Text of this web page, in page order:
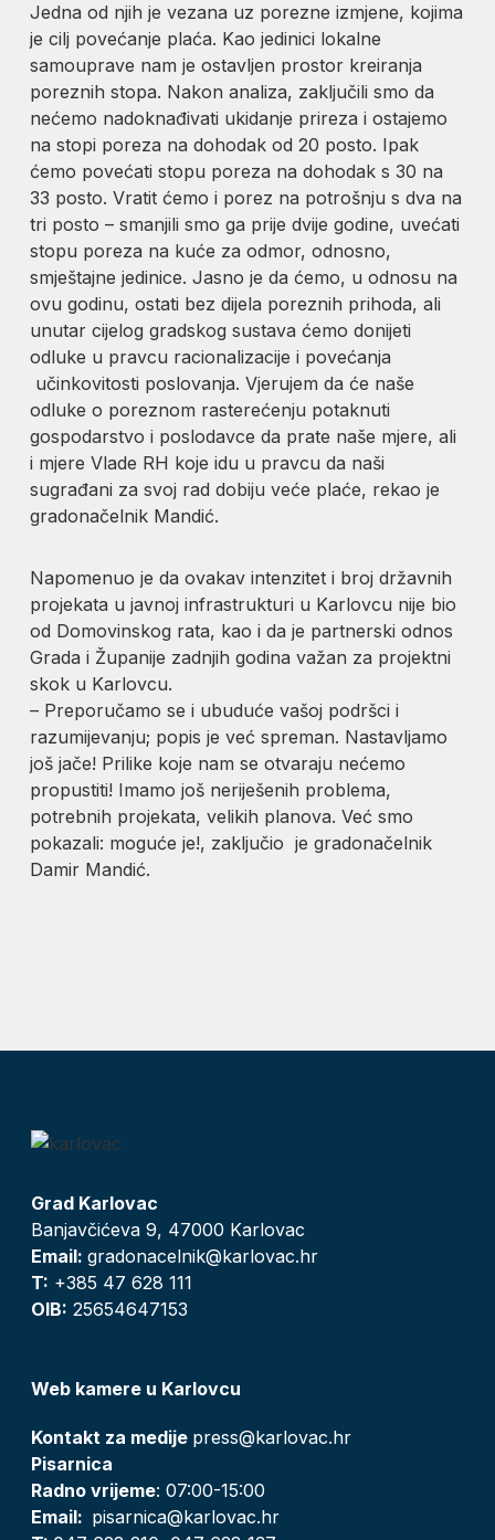
Jedna od njih je vezana uz porezne izmjene, kojima
je cilj povećanje plaća. Kao jedinici lokalne
samouprave nam je ostavljen prostor kreiranja
poreznih stopa. Nakon analiza, zaključili smo da
nećemo nadoknađivati ukidanje prireza i ostajemo
na stopi poreza na dohodak od 20 posto. Ipak
ćemo povećati stopu poreza na dohodak s 30 na
33 posto. Vratit ćemo i porez na potrošnju s dva na
tri posto – smanjili smo ga prije dvije godine, uvećati
stopu poreza na kuće za odmor, odnosno,
smještajne jedinice. Jasno je da ćemo, u odnosu na
ovu godinu, ostati bez dijela poreznih prihoda, ali
unutar cijelog gradskog sustava ćemo donijeti
odluke u pravcu racionalizacije i povećanja
učinkovitosti poslovanja. Vjerujem da će naše
odluke o poreznom rasterećenju potaknuti
gospodarstvo i poslodavce da prate naše mjere, ali
i mjere Vlade RH koje idu u pravcu da naši
sugrađani za svoj rad dobiju veće plaće, rekao je
gradonačelnik Mandić.
Napomenuo je da ovakav intenzitet i broj državnih
projekata u javnoj infrastrukturi u Karlovcu nije bio
od Domovinskog rata, kao i da je partnerski odnos
Grada i Županije zadnjih godina važan za projektni
skok u Karlovcu.
– Preporučamo se i ubuduće vašoj podršci i
razumijevanju; popis je već spreman. Nastavljamo
još jače! Prilike koje nam se otvaraju nećemo
propustiti! Imamo još neriješenih problema,
potrebnih projekata, velikih planova. Već smo
pokazali: moguće je!, zaključio je gradonačelnik
Damir Mandić.
Grad Karlovac
Banjavčićeva 9, 47000 Karlovac
Email: gradonacelnik@karlovac.hr
T: +385 47 628 111
OIB: 25654647153
Web kamere u Karlovcu
Kontakt za medije press@karlovac.hr
Pisarnica
Radno vrijeme: 07:00-15:00
Email: pisarnica@karlovac.hr